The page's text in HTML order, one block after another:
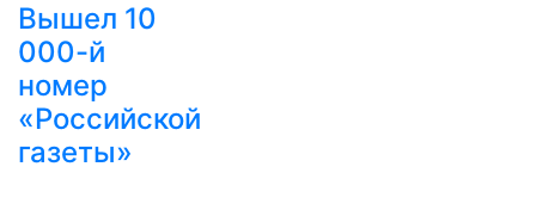
Вышел 10
000-й
номер
«Российской
газеты»